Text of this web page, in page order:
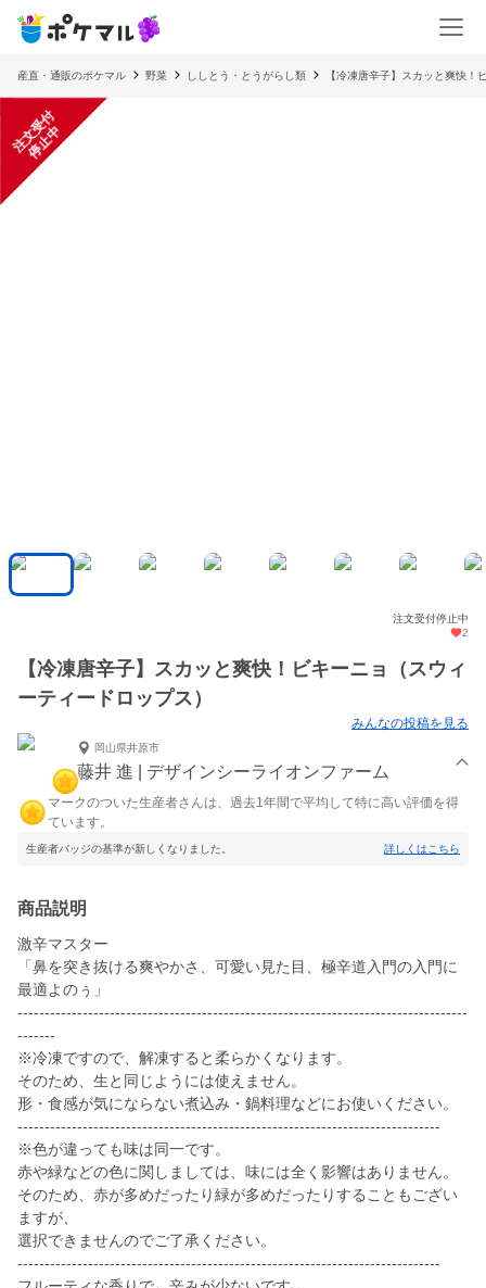
産直・通販のポケマル 野菜 ししとう・とうがらし類 【冷凍唐辛子】スカッと爽快！
注
文
受
付
停
止
中
注文受付停止中
2
【冷凍唐辛子】スカッと爽快！ビキーニョ（スウィ
ーティードロップス）
みんなの投稿を見る
岡山県井原市
藤井 進 | デザインシーライオンファーム
マークのついた生産者さんは、過去1年間で平均して特に高い評価を得
ています。
生産者バッジの基準が新しくなりました。 詳しくはこちら
商品説明
激辛マスター
「鼻を突き抜ける爽やかさ、可愛い見た目、極辛道入門の入門に
最適よのぅ」
-----------------------------------------------------------------------------------
-------
※冷凍ですので、解凍すると柔らかくなります。
そのため、生と同じようには使えません。
形・食感が気にならない煮込み・鍋料理などにお使いください。
------------------------------------------------------------------------------
※色が違っても味は同一です。
赤や緑などの色に関しましては、味には全く影響はありません。
そのため、赤が多めだったり緑が多めだったりすることもござい
ますが、
選択できませんのでご了承ください。
------------------------------------------------------------------------------